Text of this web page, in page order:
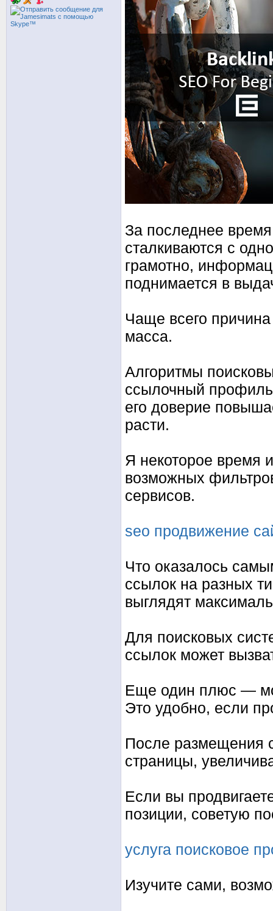
За последнее
сталкиваются с
грамотно,
поднимается в
Чаще всего
масса.
Алгоритмы
ссылочный
его доверие
расти.
Я некоторое время
возможных
сервисов.
seo продвижение
Что оказалось
ссылок на разных
выглядят
Для поисковых
ссылок может
Еще один плюс —
Это удобно, если
После размещения
страницы,
Если вы
позиции, советую
услуга поисковое
Изучите сами,